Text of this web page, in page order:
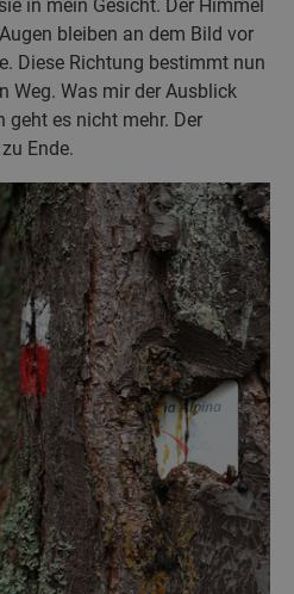
in mein Gesicht. Der Himmel
bleiben an dem Bild vor
Diese Richtung bestimmt nun
Weg. Was mir der Ausblick
geht es nicht mehr. Der
Ende.